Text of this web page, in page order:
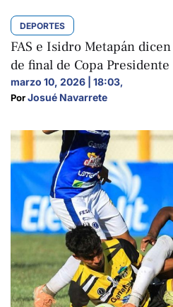
DEPORTES
FAS e Isidro Metapán
de final de Copa Presidente
marzo 10, 2026 | 18:03,
Por Josué Navarrete